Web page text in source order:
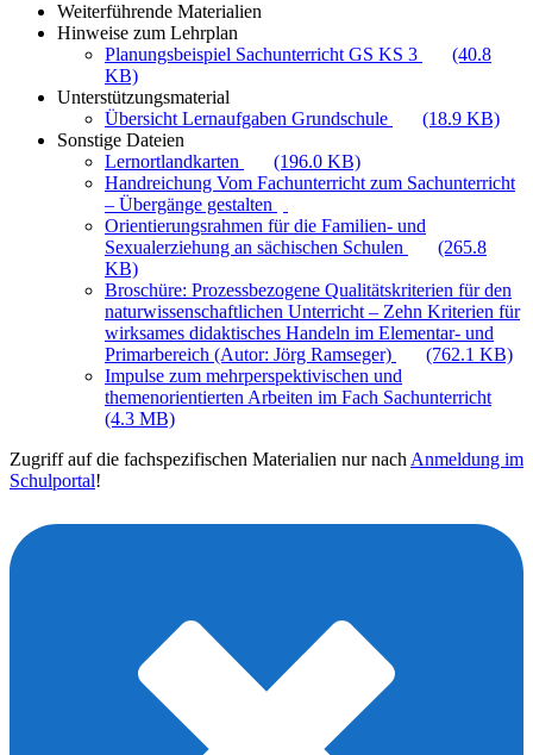
Weiterführende Materialien
Hinweise zum Lehrplan
Planungsbeispiel Sachunterricht GS KS 3
(40.8
KB)
Unterstützungsmaterial
Übersicht Lernaufgaben Grundschule
(18.9 KB)
Sonstige Dateien
Lernortlandkarten
(196.0 KB)
Handreichung Vom Fachunterricht zum Sachunterricht
– Übergänge gestalten
Orientierungsrahmen für die Familien- und
Sexualerziehung an sächischen Schulen
(265.8
KB)
Broschüre: Prozessbezogene Qualitätskriterien für den
naturwissenschaftlichen Unterricht – Zehn Kriterien für
wirksames didaktisches Handeln im Elementar- und
Primarbereich (Autor: Jörg Ramseger)
(762.1 KB)
Impulse zum mehrperspektivischen und
themenorientierten Arbeiten im Fach Sachunterricht
(4.3 MB)
Zugriff auf die fachspezifischen Materialien nur nach Anmeldung im
Schulportal!